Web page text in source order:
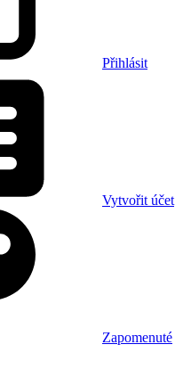
Přihlásit
Vytvořit účet
Zapomenuté